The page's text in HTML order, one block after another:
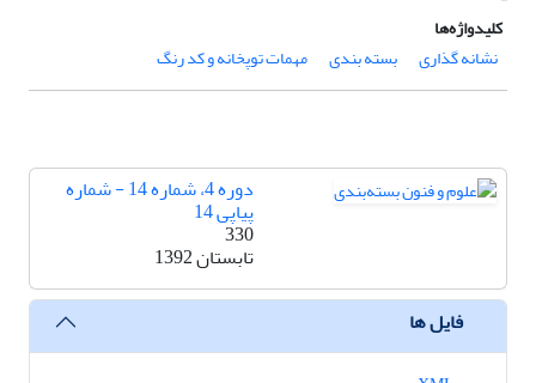
کلیدواژه‌ها
نشانه گذاری
بسته بندی مهمات توپخانه و کد رنگ
دوره 4، شماره 14 - شماره
پیاپی 14
330
تابستان 1392
فایل ها